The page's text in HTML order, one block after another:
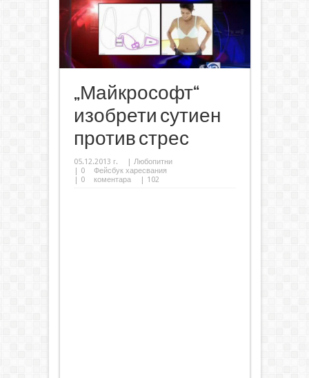
„Майкрософт“
изобрети сутиен
против стрес
05.12.2013 г. | Любопитни
| 0
Фейсбук харесвания
| 0 коментара | 102